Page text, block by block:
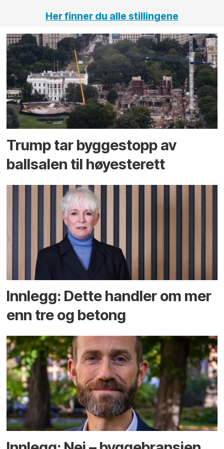
Her finner du alle stillingene
Trump tar byggestopp av
ballsalen til høyesterett
Innlegg: Dette handler om mer
enn tre og betong